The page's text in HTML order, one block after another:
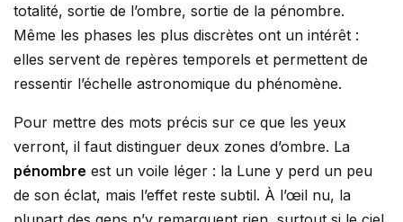
totalité, sortie de l’ombre, sortie de la pénombre.
Même les phases les plus discrètes ont un intérêt :
elles servent de repères temporels et permettent de
ressentir l’échelle astronomique du phénomène.
Pour mettre des mots précis sur ce que les yeux
verront, il faut distinguer deux zones d’ombre. La
pénombre est un voile léger : la Lune y perd un peu
de son éclat, mais l’effet reste subtil. À l’œil nu, la